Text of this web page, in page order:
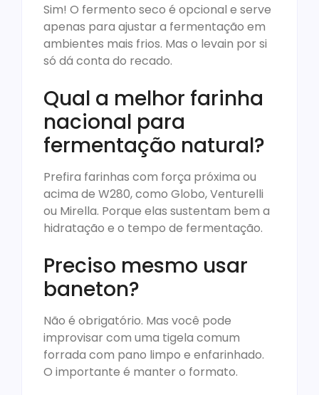
Sim! O fermento seco é opcional e serve
apenas para ajustar a fermentação em
ambientes mais frios. Mas o levain por si
só dá conta do recado.
Qual a melhor farinha
nacional para
fermentação natural?
Prefira farinhas com força próxima ou
acima de W280, como Globo, Venturelli
ou Mirella. Porque elas sustentam bem a
hidratação e o tempo de fermentação.
Preciso mesmo usar
baneton?
Não é obrigatório. Mas você pode
improvisar com uma tigela comum
forrada com pano limpo e enfarinhado.
O importante é manter o formato.